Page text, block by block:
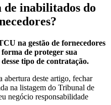
inabilitados do
na gestão de fornecedores
de proteger sua
tipo de contratação.
abertura deste artigo, fechar
na listagem do Tribunal de
negócio responsabilidade